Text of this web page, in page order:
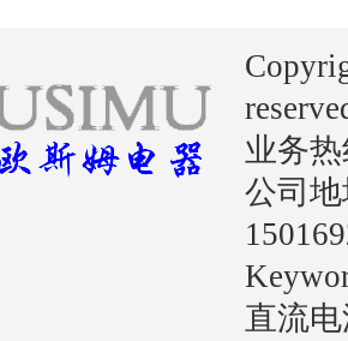
业务热
公司
直流